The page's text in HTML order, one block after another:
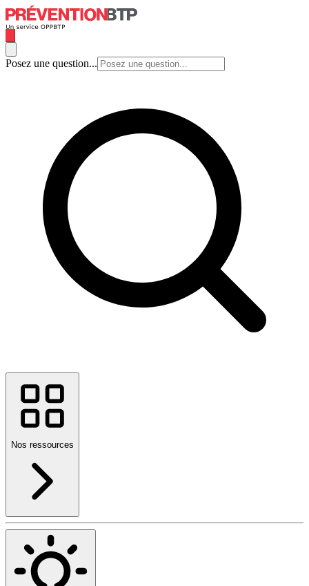
Posez une question...
Nos ressources